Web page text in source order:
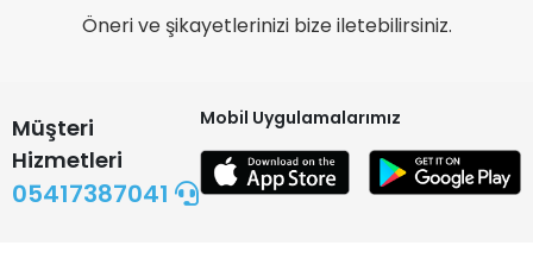
Öneri ve şikayetlerinizi bize iletebilirsiniz.
Müşteri
Hizmetleri
05417387041
Mobil Uygulamalarımız